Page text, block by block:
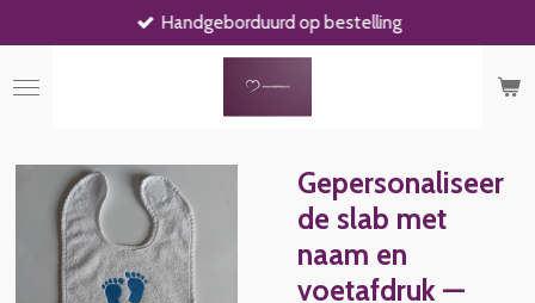
direct
naar
de
Handgeborduurd op bestelling
Gepersonaliseer
de slab met
naam en
voetafdruk —